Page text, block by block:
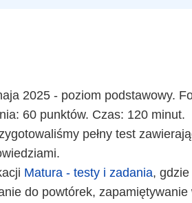
2025 - poziom podstawowy.
60 punktów. Czas: 120 minut.
pełny test
Matura - testy i zadania,
do powtórek,